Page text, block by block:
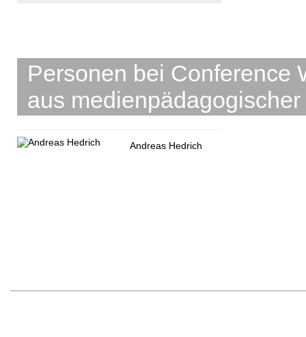
Personen bei Conference
aus
Andreas Hedrich